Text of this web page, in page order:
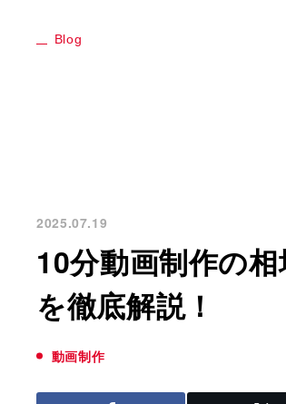
Blog
2025.07.19
10分動画制作の
を徹底解説！
動画制作